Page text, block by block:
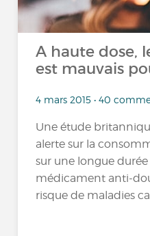
A haute dose,
est mauvais
4 mars 2015 • 40
Une étude
alerte sur la
sur une longue
médicament anti-
risque de maladies